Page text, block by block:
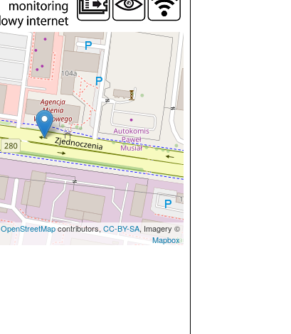
OpenStreetMapcontributors,CC-BY-SA, Imagery ©
Mapbox